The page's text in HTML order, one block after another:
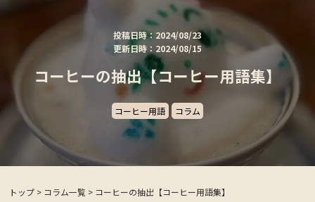
投稿日時：2024/08/23
更新日時：2024/08/15
コーヒーの抽出【コーヒー用語集】
コーヒー用語 コラム
トップ > コラム一覧 > コーヒーの抽出【コーヒー用語集】